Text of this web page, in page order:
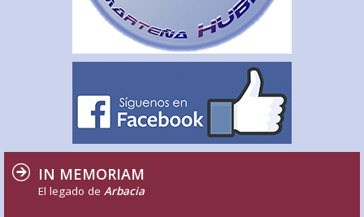
IN MEMORIAM
El legado de Arbacia